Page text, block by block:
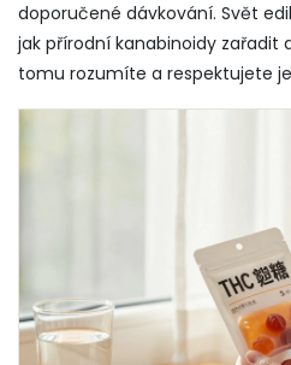
doporučené dávkování. Svět
jak přírodní kanabinoidy zařadit
tomu rozumíte a respektujete